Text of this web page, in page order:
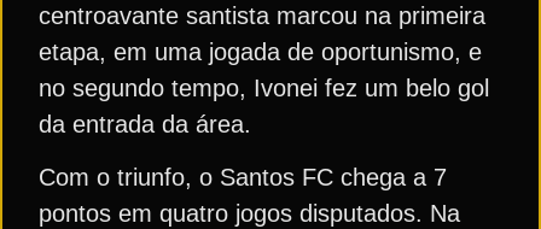
centroavante santista marcou na primeira
etapa, em uma jogada de oportunismo, e
no segundo tempo, Ivonei fez um belo gol
da entrada da área.
Com o triunfo, o Santos FC chega a 7
pontos em quatro jogos disputados. Na